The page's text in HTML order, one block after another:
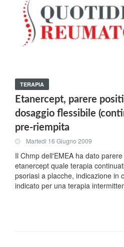
TERAPIA
Etanercept, parere
dosaggio flessibile
pre-riempita
Martedi 16 Giugno 2009
Il Chmp dell'EMEA ha dato
etanercept quale terapia
psoriasi a placche, indicazione in
indicato per una terapia